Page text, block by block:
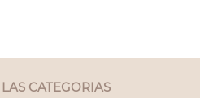
CATEGORIAS